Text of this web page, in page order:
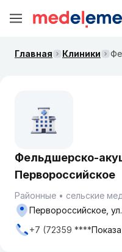
Главная Клиники
Фельдшерско-
Первороссийское
Районные
сельские
Первороссийское,
+7 (72359 ****